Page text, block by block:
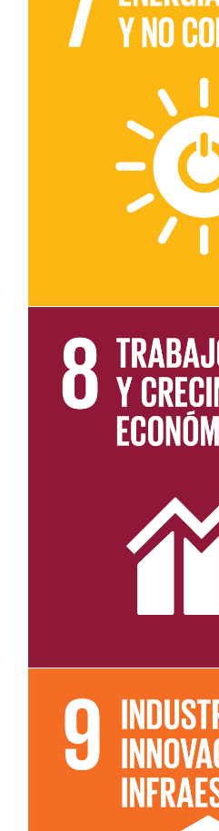
Leer más sobre
Leer más sobre